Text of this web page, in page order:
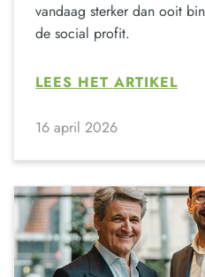
vandaag sterker dan ooit
de social profit.
LEES HET ARTIKEL
16 april 2026